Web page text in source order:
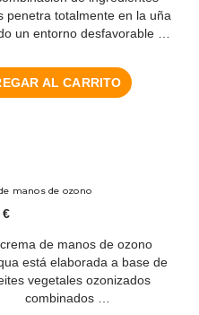
penetra totalmente en la uña
un entorno desfavorable …
AL CARRITO
manos de ozono
€
de manos de ozono
está elaborada a base de
vegetales ozonizados
combinados …